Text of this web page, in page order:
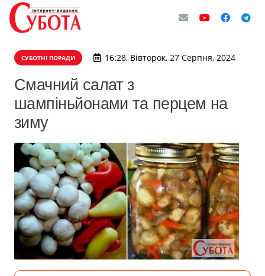
СУБОТНІ ПОРАДИ 16:28, Вівторок, 27 Серпня, 2024
Смачний салат з
шампіньйонами та перцем на
зиму